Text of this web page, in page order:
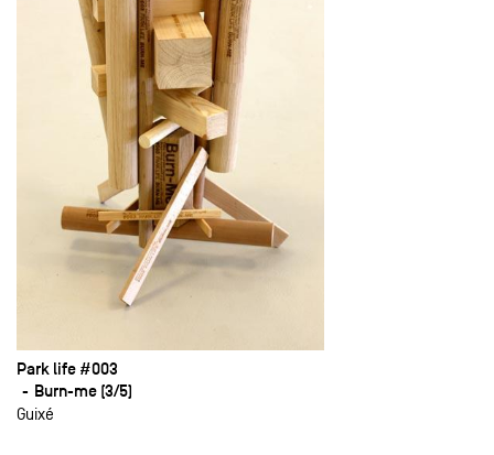
Park life #003
Burn-me (3/5)
Guixé